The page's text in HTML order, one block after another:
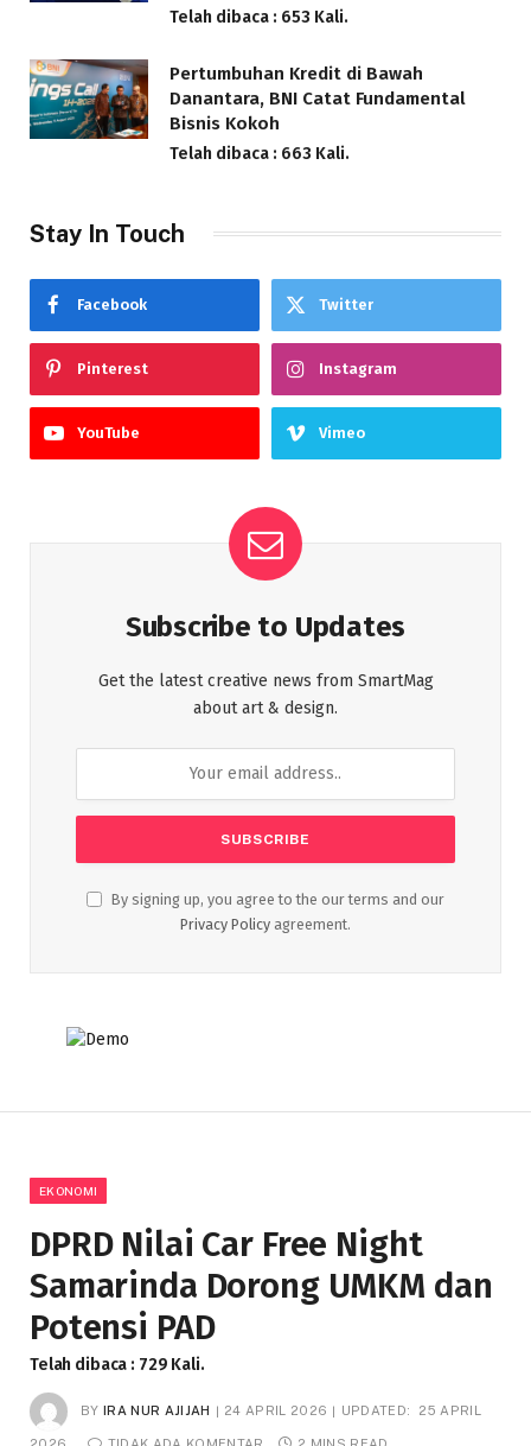
Telah dibaca : 653 Kali.
Pertumbuhan Kredit di Bawah
Danantara, BNI Catat Fundamental
Bisnis Kokoh
Telah dibaca : 663 Kali.
Stay In Touch
Facebook Twitter
Pinterest Instagram
YouTube Vimeo
Subscribe to Updates
Get the latest creative news from SmartMag
about art & design.
By signing up, you agree to the our terms and our
Privacy Policy agreement.
EKONOMI
DPRD Nilai Car Free Night
Samarinda Dorong UMKM dan
Potensi PAD
Telah dibaca : 729 Kali.
BY IRA NUR AJIJAH 24 APRIL 2026 UPDATED: 25 APRIL